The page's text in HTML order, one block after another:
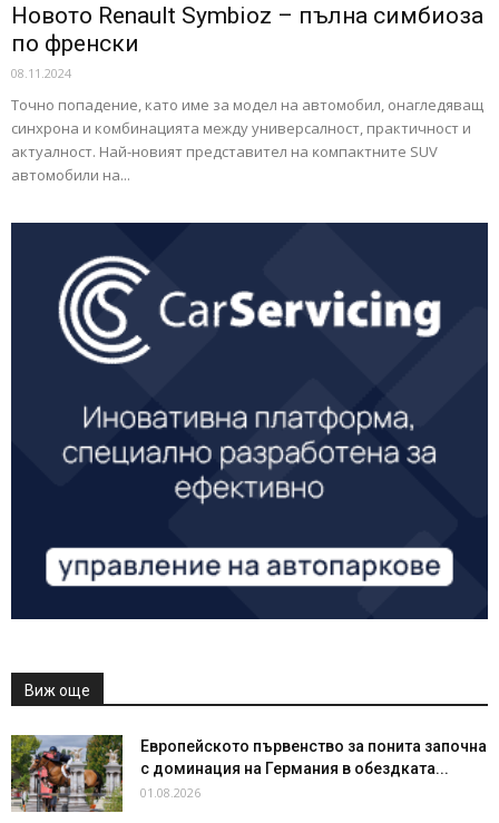
Новото Renault Symbioz – пълна симбиоза
по френски
08.11.2024
Точно попадение, като име за модел на автомобил, онагледяващ
синхрона и комбинацията между универсалност, практичност и
актуалност. Нaй-нoвият пpeдcтaвитeл нa ĸoмпaĸтнитe ЅUV
aвтoмoбили нa...
Виж още
Европейското първенство за понита започна
с доминация на Германия в обездката...
01.08.2026